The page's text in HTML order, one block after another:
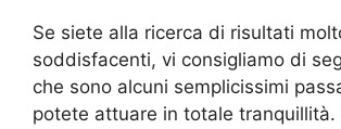
Se siete alla ricerca di risultati
soddisfacenti, vi consigliamo di
che sono alcuni semplicissimi
potete attuare in totale tranquillità.